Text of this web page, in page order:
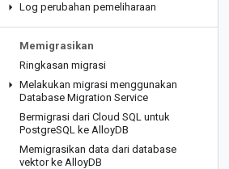
Log perubahan pemeliharaan
Memigrasikan
Ringkasan migrasi
Melakukan migrasi menggunakan
Database Migration Service
Bermigrasi dari Cloud SQL untuk
PostgreSQL ke AlloyDB
Memigrasikan data dari database
vektor ke AlloyDB